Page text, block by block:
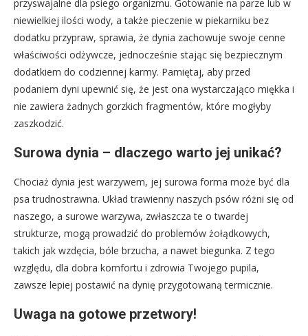
przyswajalne dla psiego organizmu. Gotowanie na parze lub w
niewielkiej ilości wody, a także pieczenie w piekarniku bez
dodatku przypraw, sprawia, że dynia zachowuje swoje cenne
właściwości odżywcze, jednocześnie stając się bezpiecznym
dodatkiem do codziennej karmy. Pamiętaj, aby przed
podaniem dyni upewnić się, że jest ona wystarczająco miękka i
nie zawiera żadnych gorzkich fragmentów, które mogłyby
zaszkodzić.
Surowa dynia – dlaczego warto jej unikać?
Chociaż dynia jest warzywem, jej surowa forma może być dla
psa trudnostrawna. Układ trawienny naszych psów różni się od
naszego, a surowe warzywa, zwłaszcza te o twardej
strukturze, mogą prowadzić do problemów żołądkowych,
takich jak wzdęcia, bóle brzucha, a nawet biegunka. Z tego
względu, dla dobra komfortu i zdrowia Twojego pupila,
zawsze lepiej postawić na dynię przygotowaną termicznie.
Uwaga na gotowe przetwory!